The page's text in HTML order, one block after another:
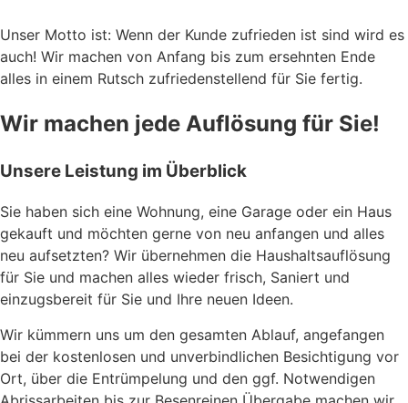
Unser Motto ist: Wenn der Kunde zufrieden ist sind wird es
auch! Wir machen von Anfang bis zum ersehnten Ende
alles in einem Rutsch zufriedenstellend für Sie fertig.
Wir machen jede Auflösung für Sie!​
Unsere Leistung im Überblick
Sie haben sich eine Wohnung, eine Garage oder ein Haus
gekauft und möchten gerne von neu anfangen und alles
neu aufsetzten? Wir übernehmen die Haushaltsauflösung
für Sie und machen alles wieder frisch, Saniert und
einzugsbereit für Sie und Ihre neuen Ideen.
Wir kümmern uns um den gesamten Ablauf, angefangen
bei der kostenlosen und unverbindlichen Besichtigung vor
Ort, über die Entrümpelung und den ggf. Notwendigen